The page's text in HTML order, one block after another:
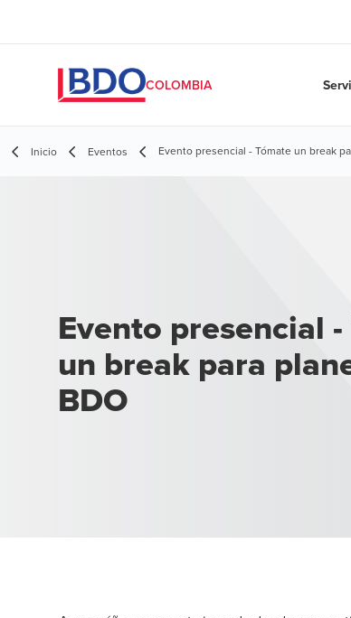
COLOMBIA
Inicio Eventos Evento presencial - Tómate un break
Evento presencial
un break para
BDO